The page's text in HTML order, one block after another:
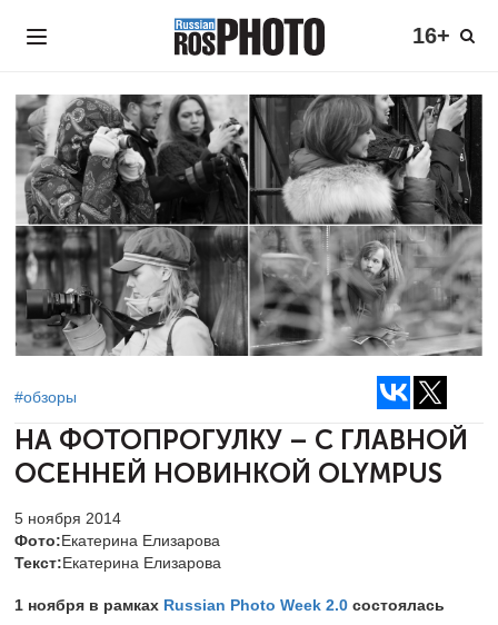
16+
#обзоры
НА ФОТОПРОГУЛКУ – С ГЛАВНОЙ
ОСЕННЕЙ НОВИНКОЙ OLYMPUS
5 ноября 2014
Фото:Екатерина Елизарова
Текст:Екатерина Елизарова
1 ноября в рамках Russian Photo Week 2.0 состоялась